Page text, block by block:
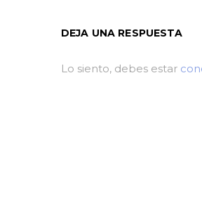
DEJA UNA RESPUESTA
Lo siento, debes estar